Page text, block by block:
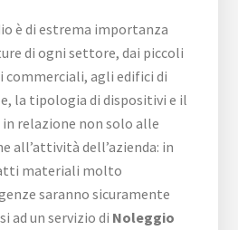
è di estrema importanza
di ogni settore, dai piccoli
commerciali, agli edifici di
la tipologia di dispositivi e il
relazione non solo alle
all’attività dell’azienda: in
materiali molto
saranno sicuramente
ad un servizio di Noleggio